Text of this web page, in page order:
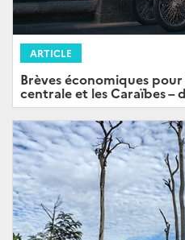
ARTICLE
Brèves économiques
centrale et les Caraïbes –